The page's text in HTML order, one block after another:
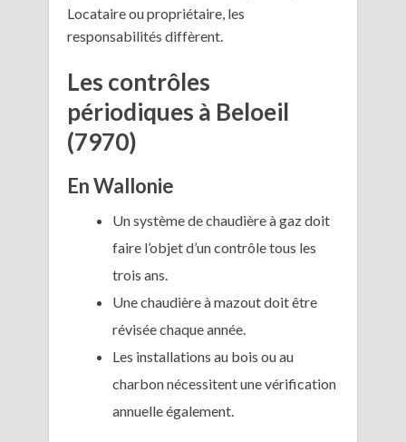
Locataire ou propriétaire, les
responsabilités diffèrent.
Les contrôles
périodiques à Beloeil
(7970)
En Wallonie
Un système de chaudière à gaz doit
faire l’objet d’un contrôle tous les
trois ans.
Une chaudière à mazout doit être
révisée chaque année.
Les installations au bois ou au
charbon nécessitent une vérification
annuelle également.